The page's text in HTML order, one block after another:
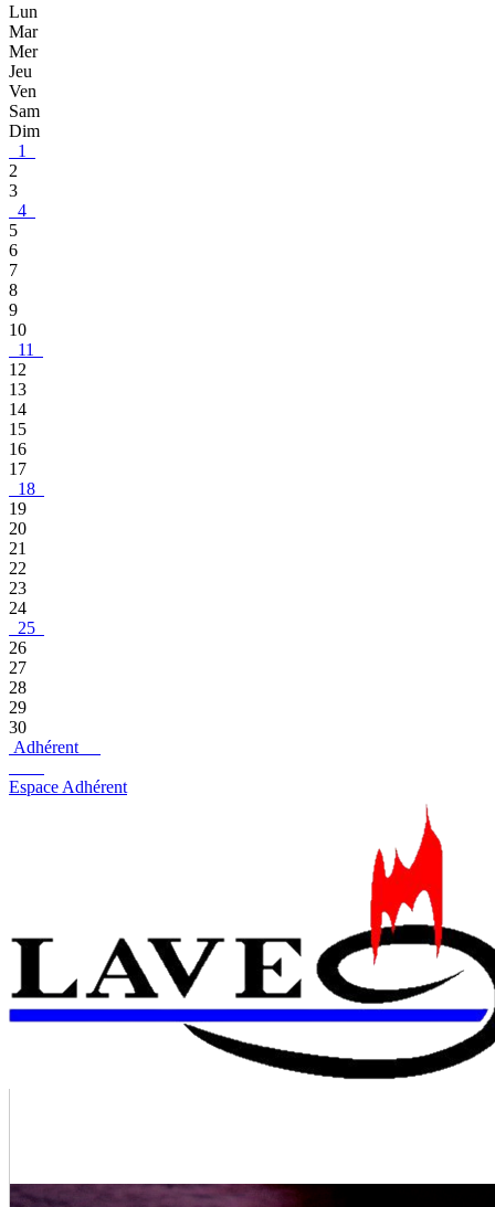
Lun
Mar
Mer
Jeu
Ven
Sam
Dim
1
2
3
4
5
6
7
8
9
10
11
12
13
14
15
16
17
18
19
20
21
22
23
24
25
26
27
28
29
30
Adhérent
Espace Adhérent